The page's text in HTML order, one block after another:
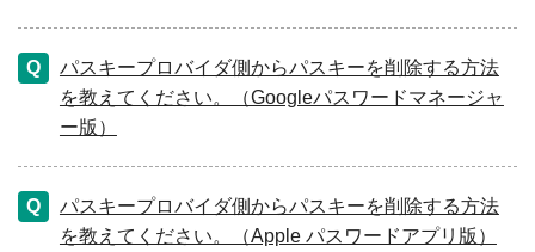
パスキープロバイダ側からパスキーを削除する方法
を教えてください。（Googleパスワードマネージャ
ー版）
パスキープロバイダ側からパスキーを削除する方法
を教えてください。（Apple パスワードアプリ版）